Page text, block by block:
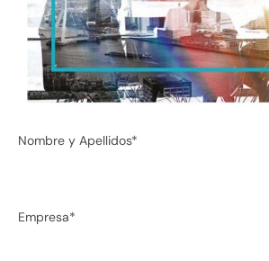
Nombre y Apellidos*
Empresa*